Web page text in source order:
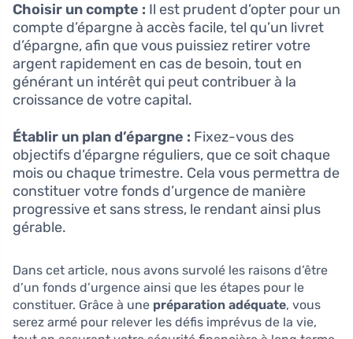
Choisir un compte : Il est prudent d’opter pour un
compte d’épargne à accès facile, tel qu’un livret
d’épargne, afin que vous puissiez retirer votre
argent rapidement en cas de besoin, tout en
générant un intérêt qui peut contribuer à la
croissance de votre capital.
Établir un plan d’épargne : Fixez-vous des
objectifs d’épargne réguliers, que ce soit chaque
mois ou chaque trimestre. Cela vous permettra de
constituer votre fonds d’urgence de manière
progressive et sans stress, le rendant ainsi plus
gérable.
Dans cet article, nous avons survolé les raisons d’être
d’un fonds d’urgence ainsi que les étapes pour le
constituer. Grâce à une préparation adéquate, vous
serez armé pour relever les défis imprévus de la vie,